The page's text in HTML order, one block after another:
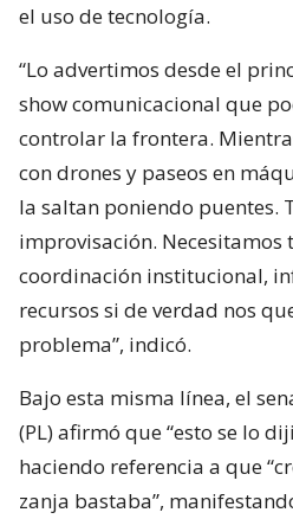
el uso de tecnología.
“Lo advertimos desde el
show comunicacional que
controlar la frontera.
con drones y paseos en
la saltan poniendo puentes.
improvisación. Necesitamos
coordinación institucional,
recursos si de verdad nos
problema”, indicó.
Bajo esta misma línea, el
(PL) afirmó que “esto se lo
haciendo referencia a que
zanja bastaba”,